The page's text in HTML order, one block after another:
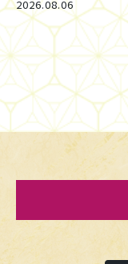
2026.08.06